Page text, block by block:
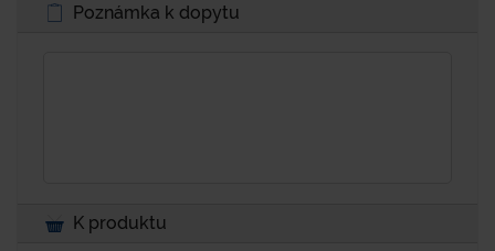
Poznámka k dopytu
K produktu